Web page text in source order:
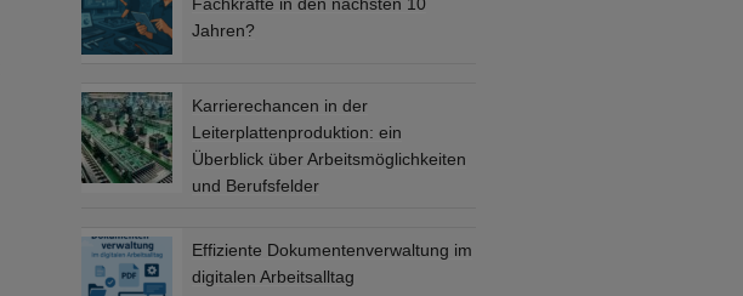
Jahren?
Karrierechancen in der
Leiterplattenproduktion: ein
Überblick über Arbeitsmöglichkeiten
und Berufsfelder
Effiziente Dokumentenverwaltung im
digitalen Arbeitsalltag